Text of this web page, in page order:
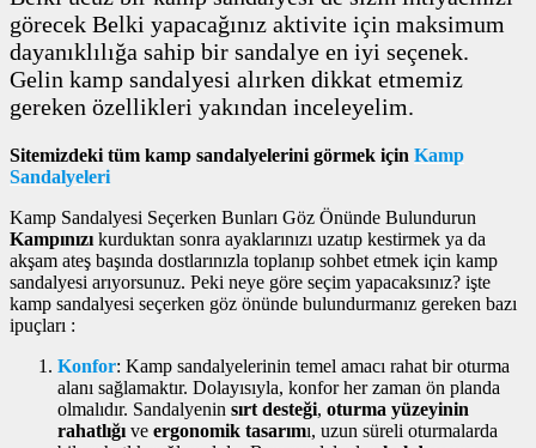
görecek Belki yapacağınız aktivite için maksimum
dayanıklılığa sahip bir sandalye en iyi seçenek.
Gelin kamp sandalyesi alırken dikkat etmemiz
gereken özellikleri yakından inceleyelim.
Sitemizdeki tüm kamp sandalyelerini görmek için Kamp
Sandalyeleri
Kamp Sandalyesi Seçerken Bunları Göz Önünde Bulundurun
Kampınızı kurduktan sonra ayaklarınızı uzatıp kestirmek ya da
akşam ateş başında dostlarınızla toplanıp sohbet etmek için kamp
sandalyesi arıyorsunuz. Peki neye göre seçim yapacaksınız? işte
kamp sandalyesi seçerken göz önünde bulundurmanız gereken bazı
ipuçları :
Konfor: Kamp sandalyelerinin temel amacı rahat bir oturma
alanı sağlamaktır. Dolayısıyla, konfor her zaman ön planda
olmalıdır. Sandalyenin sırt desteği, oturma yüzeyinin
rahatlığı ve ergonomik tasarımı, uzun süreli oturmalarda